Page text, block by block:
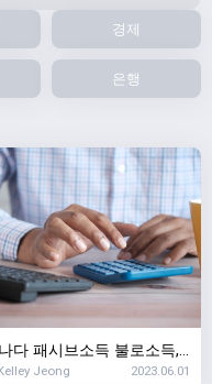
경제
은행
다 패시브소득 불로소득,
다 부동산투자 & 캐나다
Jeong 2023.06.01